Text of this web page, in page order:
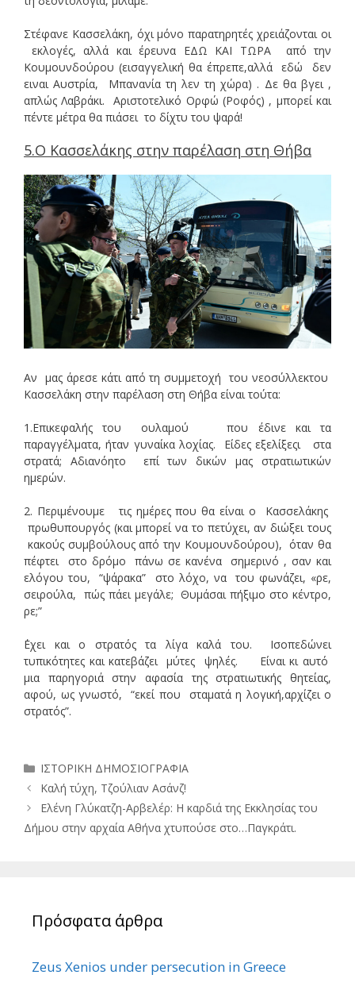
Στέφανε Κασσελάκη, όχι μόνο παρατηρητές χρειάζονται οι
εκλογές, αλλά και έρευνα ΕΔΩ ΚΑΙ ΤΩΡΑ από την
Κουμουνδούρου (εισαγγελική θα έπρεπε,αλλά εδώ δεν
ειναι Αυστρία, Μπανανία τη λεν τη χώρα) . Δε θα βγει ,
απλώς Λαβράκι. Αριστοτελικό Ορφώ (Ροφός) , μπορεί και
πέντε μέτρα θα πιάσει το δίχτυ του ψαρά!
5.Ο Κασσελάκης στην παρέλαση στη Θήβα
Αν μας άρεσε κάτι από τη συμμετοχή του νεοσύλλεκτου
Κασσελάκη στην παρέλαση στη Θήβα είναι τούτα:
1.Επικεφαλής του ουλαμού που έδινε και τα
παραγγέλματα, ήταν γυναίκα λοχίας. Είδες εξελίξεςι στα
στρατά; Αδιανόητο επί των δικών μας στρατιωτικών
ημερών.
2. Περιμένουμε τις ημέρες που θα είναι ο Κασσελάκης
πρωθυπουργός (και μπορεί να το πετύχει, αν διώξει τους
κακούς συμβούλους από την Κουμουνδούρου), όταν θα
πέφτει στο δρόμο πάνω σε κανένα σημερινό , σαν και
ελόγου του, “ψάρακα” στο λόχο, να του φωνάζει, «ρε,
σειρούλα, πώς πάει μεγάλε; Θυμάσαι πήξιμο στο κέντρο,
ρε;”
΄Εχει και ο στρατός τα λίγα καλά του. Ισοπεδώνει
τυπικότητες και κατεβάζει μύτες ψηλές. Είναι κι αυτό
μια παρηγοριά στην αφασία της στρατιωτικής θητείας,
αφού, ως γνωστό, “εκεί που σταματά η λογική,αρχίζει ο
στρατός”.
Κατηγορίες
ΙΣΤΟΡΙΚΗ ΔΗΜΟΣΙΟΓΡΑΦΙΑ
Καλή τύχη, Τζούλιαν Ασάνζ!
Ελένη Γλύκατζη-Αρβελέρ: Η καρδιά της Εκκλησίας του
Δήμου στην αρχαία Αθήνα χτυπούσε στο…Παγκράτι.
Πρόσφατα άρθρα
Zeus Xenios under persecution in Greece